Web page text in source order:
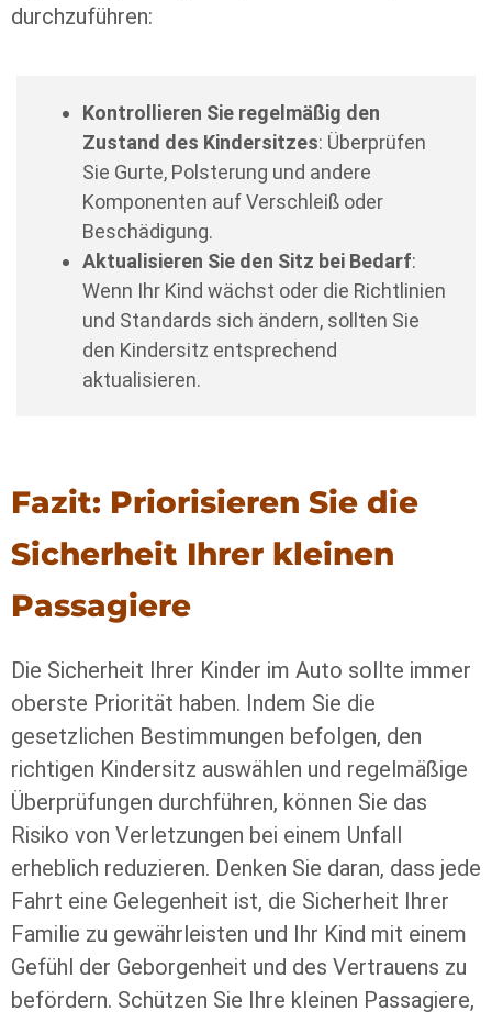
durchzuführen:
Kontrollieren Sie regelmäßig den
Zustand des Kindersitzes: Überprüfen
Sie Gurte, Polsterung und andere
Komponenten auf Verschleiß oder
Beschädigung.
Aktualisieren Sie den Sitz bei Bedarf:
Wenn Ihr Kind wächst oder die Richtlinien
und Standards sich ändern, sollten Sie
den Kindersitz entsprechend
aktualisieren.
Fazit: Priorisieren Sie die
Sicherheit Ihrer kleinen
Passagiere
Die Sicherheit Ihrer Kinder im Auto sollte immer
oberste Priorität haben. Indem Sie die
gesetzlichen Bestimmungen befolgen, den
richtigen Kindersitz auswählen und regelmäßige
Überprüfungen durchführen, können Sie das
Risiko von Verletzungen bei einem Unfall
erheblich reduzieren. Denken Sie daran, dass jede
Fahrt eine Gelegenheit ist, die Sicherheit Ihrer
Familie zu gewährleisten und Ihr Kind mit einem
Gefühl der Geborgenheit und des Vertrauens zu
befördern. Schützen Sie Ihre kleinen Passagiere,